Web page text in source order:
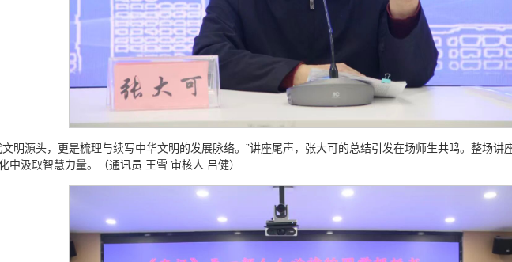
明源头，更是梳理与续写中华文明的发展脉络。”讲座尾声，张大可的总结引发在场师生共鸣。整场
中汲取智慧力量。（通讯员 王雪 审核人 吕健）